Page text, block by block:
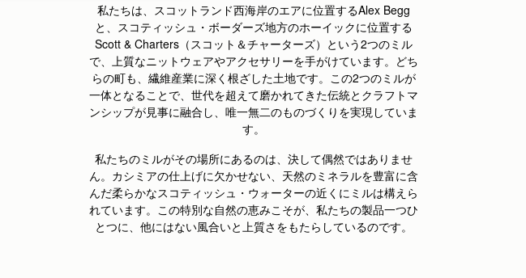
私たちは、スコットランド西海岸のエアに位置するAlex Begg
と、スコティッシュ・ボーダーズ地方のホーイックに位置する
Scott & Charters（スコット＆チャーターズ）という2つのミル
で、上質なニットウェアやアクセサリーを手がけています。どち
らの町も、繊維産業に深く根ざした土地です。この2つのミルが
一体となることで、世代を超えて磨かれてきた伝統と クラフトマ
ンシップが見事に融合し、唯一無二のものづくりを実現していま
す。
私たちのミルがその場所にあるのは、決して偶然ではありませ
ん。カシミアの仕上げに欠かせない、天然のミネラルを豊富に含
んだ柔らかなスコティッシュ・ウォーターの近くにミルは構えら
れています。この特別な自然の恵みこそが、私たちの製品一つひ
とつに、他にはない風合いと上質さをもたらしているのです。